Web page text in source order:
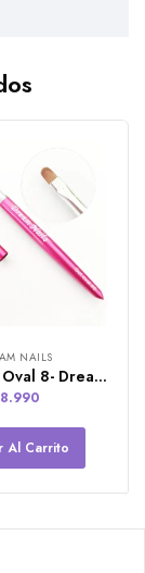
NAILS
Pincel Gel Oval 8- Dream Nails
8.990
Al Carrito